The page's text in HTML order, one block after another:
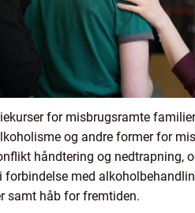
for misbrugsramte
og andre former for
håndtering og nedtrapning,
med
samt håb for fremtiden.